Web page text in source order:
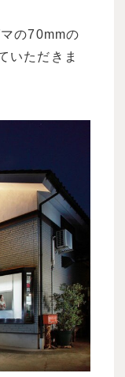
の70mmの
いただきま